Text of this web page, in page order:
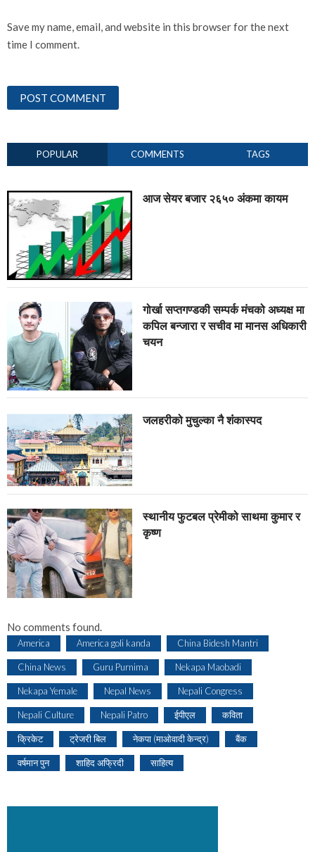
Save my name, email, and website in this browser for the next
time I comment.
POPULAR COMMENTS TAGS
आज सेयर बजार २६५० अंकमा कायम
गोर्खा सप्तगण्डकी सम्पर्क मंचको अध्यक्ष मा
कपिल बन्जारा र सचीव मा मानस अधिकारी
चयन
जलहरीको मुचुल्का नै शंंकास्पद
स्थानीय फुटबल प्रेमीको साथमा कुमार र
कृष्ण
No comments found.
America America goli kanda China Bidesh Mantri
China News Guru Purnima Nekapa Maobadi
Nekapa Yemale Nepal News Nepali Congress
Nepali Culture Nepali Patro ईपीएल कविता
क्रिकेट ट्रेजरी बिल नेकपा (माओवादी केन्द्र) बैंक
वर्षमान पुन शाहिद अफ्रिदी साहित्य